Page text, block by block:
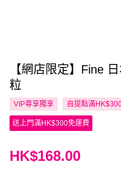
【網店限定】Fine
粒
VIP尊享獨享 自提點滿
送上門滿HK$300免運費
HK$168.00